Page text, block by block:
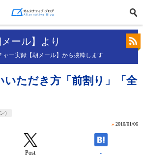
ール】より
ャー実録【朝メール】から抜粋します
いただき方「前割り」「全
)
» 2010/01/06
Post -